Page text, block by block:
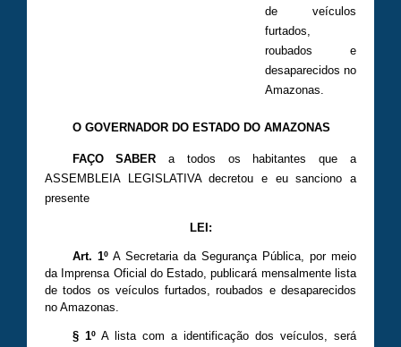
de veículos
furtados,
roubados e
desaparecidos no
Amazonas.
O GOVERNADOR DO ESTADO DO AMAZONAS
FAÇO SABERa todos os habitantes que a
ASSEMBLEIA LEGISLATIVA decretou e eu sanciono a
presente
LEI:
Art. 1ºA Secretaria da Segurança Pública, por meio
da Imprensa Oficial do Estado, publicará mensalmente lista
de todos os veículos furtados, roubados e desaparecidos
no Amazonas.
§ 1ºA lista com a identificação dos veículos, será